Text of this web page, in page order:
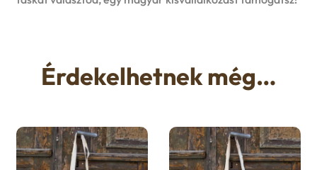
Érdekelhetnek még…